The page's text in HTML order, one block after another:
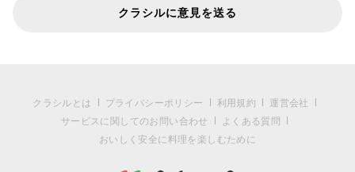
クラシルに意見を送る
クラシルとは プライバシーポリシー 利用規約
運営会社
サービスに関してのお問い合わせ
よくある質問
おいしく安全に料理を楽しむために